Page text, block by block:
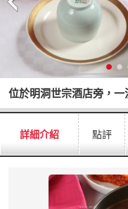
位於明洞世宗酒店旁，一
詳細介紹 點評